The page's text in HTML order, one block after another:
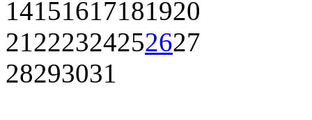
14151617181920
21222324252627
28293031